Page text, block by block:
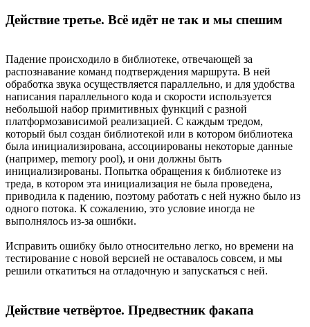
Действие третье. Всё идёт не так и мы спешим
Падение происходило в библиотеке, отвечающей за
распознавание команд подтверждения маршрута. В ней
обработка звука осуществляется параллельно, и для удобства
написания параллельного кода и скорости используется
небольшой набор примитивных функций с разной
платформозависимой реализацией. С каждым тредом,
который был создан библиотекой или в котором библиотека
была инициализирована, ассоциированы некоторые данные
(например, memory pool), и они должны быть
инициализированы. Попытка обращения к библиотеке из
треда, в котором эта инициализация не была проведена,
приводила к падению, поэтому работать с ней нужно было из
одного потока. К сожалению, это условие иногда не
выполнялось из-за ошибки.
Исправить ошибку было относительно легко, но времени на
тестирование с новой версией не оставалось совсем, и мы
решили откатиться на отладочную и запускаться с ней.
Действие четвёртое. Предвестник факапа